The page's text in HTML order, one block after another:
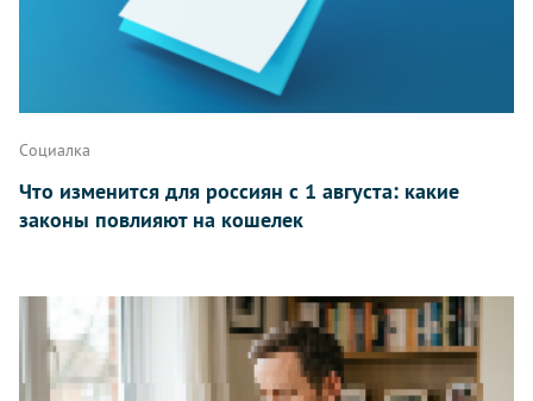
Написать
Социалка
Что изменится для россиян с 1 августа: какие
законы повлияют на кошелек